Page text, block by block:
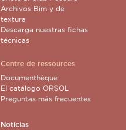
Archivos Bim y de
textura
Descarga nuestras fichas
técnicas
Centre de ressources
Documenthèque
El catálogo ORSOL
Preguntas más frecuentes
Noticias